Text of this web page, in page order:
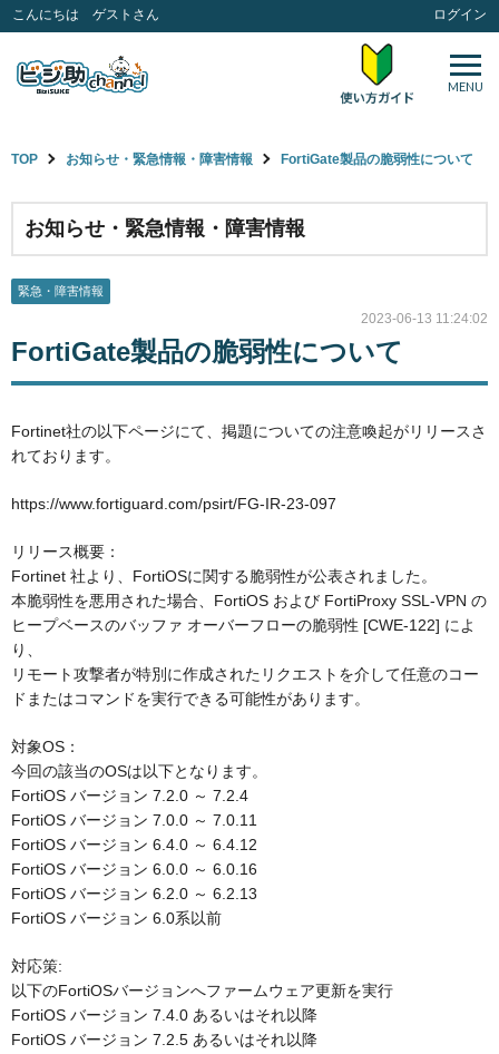
こんにちは ゲストさん ログイン
MENU
TOP お知らせ・緊急情報・障害情報 FortiGate製品の脆弱性について
お知らせ・緊急情報・障害情報
緊急・障害情報
2023-06-13 11:24:02
FortiGate製品の脆弱性について
Fortinet社の以下ページにて、掲題についての注意喚起がリリースさ
れております。
https://www.fortiguard.com/psirt/FG-IR-23-097
リリース概要：
Fortinet 社より、FortiOSに関する脆弱性が公表されました。
本脆弱性を悪用された場合、FortiOS および FortiProxy SSL-VPN の
ヒープベースのバッファ オーバーフローの脆弱性 [CWE-122] によ
り、
リモート攻撃者が特別に作成されたリクエストを介して任意のコー
ドまたはコマンドを実行できる可能性があります。
対象OS：
今回の該当のOSは以下となります。
FortiOS バージョン 7.2.0 ～ 7.2.4
FortiOS バージョン 7.0.0 ～ 7.0.11
FortiOS バージョン 6.4.0 ～ 6.4.12
FortiOS バージョン 6.0.0 ～ 6.0.16
FortiOS バージョン 6.2.0 ～ 6.2.13
FortiOS バージョン 6.0系以前
対応策:
以下のFortiOSバージョンへファームウェア更新を実行
FortiOS バージョン 7.4.0 あるいはそれ以降
FortiOS バージョン 7.2.5 あるいはそれ以降